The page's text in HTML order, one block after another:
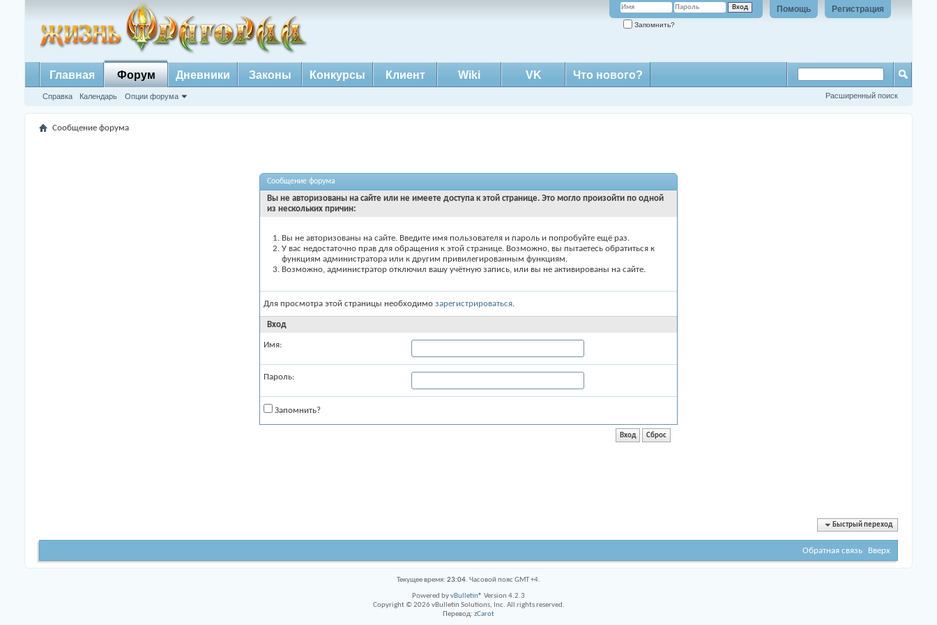
Регистрация
Помощь
Запомнить?
Главная Форум
Справка Календарь Опции форума
Дневники Законы Конкурсы Клиент Wiki VK Что нового?
Расширенный поиск
Сообщение форума
Сообщение форума
Вы не авторизованы на сайте или не имеете доступа к этой странице. Это могло произойти по одной
из нескольких причин:
Вы не авторизованы на сайте. Введите имя пользователя и пароль и попробуйте ещё раз.
У вас недостаточно прав для обращения к этой странице. Возможно, вы пытаетесь обратиться к
функциям администратора или к другим привилегированным функциям.
Возможно, администратор отключил вашу учётную запись, или вы не активированы на сайте.
Для просмотра этой страницы необходимо зарегистрироваться.
Вход
Имя:
Пароль:
Запомнить?
Быстрый переход
Обратная связь Вверх
Текущее время: 23:04. Часовой пояс GMT +4.
Powered byvBulletin® Version 4.2.3
Copyright © 2026 vBulletin Solutions, Inc. All rights reserved.
Перевод: zCarot